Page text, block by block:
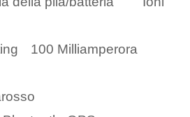
‎100 Milliamperora